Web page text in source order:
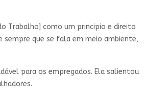
Trabalho] como um principio e direito
sempre que se fala em meio ambiente,
para os empregados. Ela salientou